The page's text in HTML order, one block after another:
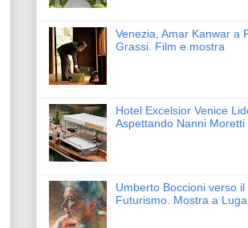
Venezia, Amar Kanwar a
Grassi. Film e mostra
Hotel Excelsior Venice
Aspettando Nanni Moretti
Umberto Boccioni verso il
Futurismo. Mostra a